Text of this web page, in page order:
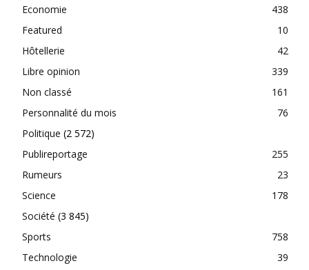
Economie
438
Featured
10
Hôtellerie
42
Libre opinion
339
Non classé
161
Personnalité du mois
76
Politique (2 572)
Publireportage
255
Rumeurs
23
Science
178
Société (3 845)
Sports
758
Technologie
39